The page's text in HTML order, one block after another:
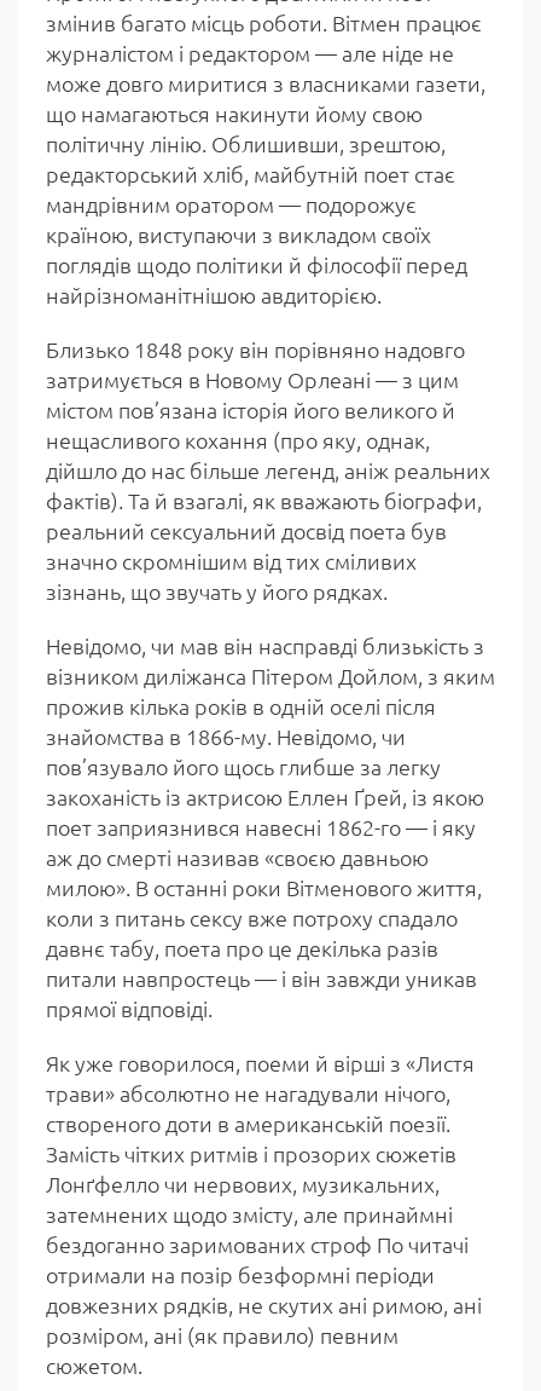
змінив багато місць роботи. Вітмен працює
журналістом і редактором — але ніде не
може довго миритися з власниками газети,
що намагаються накинути йому свою
політичну лінію. Облишивши, зрештою,
редакторський хліб, майбутній поет стає
мандрівним оратором — подорожує
країною, виступаючи з викладом своїх
поглядів щодо політики й філософії перед
найрізноманітнішою авдиторією.
Близько 1848 року він порівняно надовго
затримується в Новому Орлеані — з цим
містом пов’язана історія його великого й
нещасливого кохання (про яку, однак,
дійшло до нас більше легенд, аніж реальних
фактів). Та й взагалі, як вважають біографи,
реальний сексуальний досвід поета був
значно скромнішим від тих сміливих
зізнань, що звучать у його рядках.
Невідомо, чи мав він насправді близькість з
візником диліжанса Пітером Дойлом, з яким
прожив кілька років в одній оселі після
знайомства в 1866-му. Невідомо, чи
пов’язувало його щось глибше за легку
закоханість із актрисою Еллен Ґрей, із якою
поет заприязнився навесні 1862-го — і яку
аж до смерті називав «своєю давньою
милою». В останні роки Вітменового життя,
коли з питань сексу вже потроху спадало
давнє табу, поета про це декілька разів
питали навпростець — і він завжди уникав
прямої відповіді.
Як уже говорилося, поеми й вірші з «Листя
трави» абсолютно не нагадували нічого,
створеного доти в американській поезії.
Замість чітких ритмів і прозорих сюжетів
Лонґфелло чи нервових, музикальних,
затемнених щодо змісту, але принаймні
бездоганно заримованих строф По читачі
отримали на позір безформні періоди
довжезних рядків, не скутих ані римою, ані
розміром, ані (як правило) певним
сюжетом.